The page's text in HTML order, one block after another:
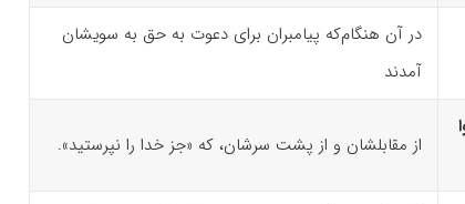
در آن هنگام‌که پیامبران برای دعوت به حق به سویشان
آمدند
از مقابلشان و از پشت سرشان، که «جز خدا را نپرستید».